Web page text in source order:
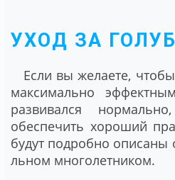
УХОД ЗА
Если вы желаете,
максимально
развивался
обеспечить хороший
будут подробно описаны
льном многолетником.